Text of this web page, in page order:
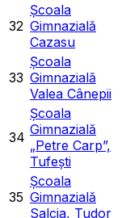
32
Școala
Gimnazială
Cazasu
33
Școala
Gimnazială
Valea Cânepii
34
Școala
Gimnazială
„Petre Carp”,
Tufești
35
Școala
Gimnazială
Salcia, Tudor